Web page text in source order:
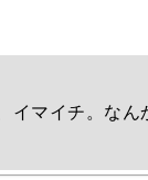
イマイチ。な